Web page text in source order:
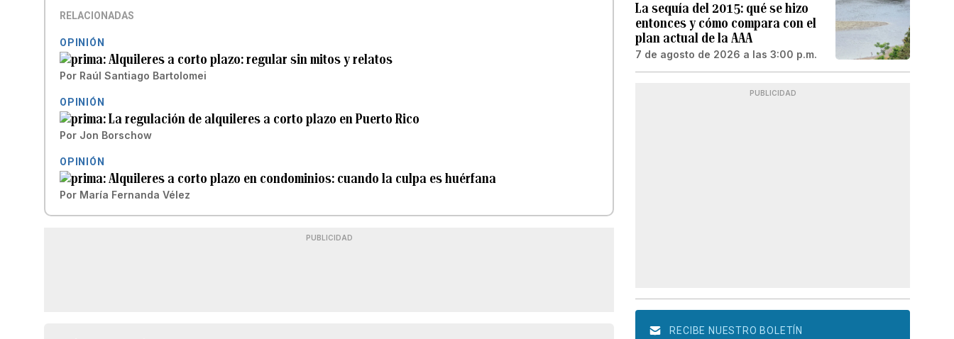
RELACIONADAS
OPINIÓN
Alquileres a corto plazo: regular sin mitos y relatos
Por Raúl Santiago Bartolomei
OPINIÓN
La regulación de alquileres a corto plazo en Puerto Rico
Por Jon Borschow
OPINIÓN
Alquileres a corto plazo en condominios: cuando la culpa es huérfana
Por María Fernanda Vélez
PUBLICIDAD
La sequía del 2015: qué se hizo
entonces y cómo compara con el
plan actual de la AAA
7 de agosto de 2026 a las 3:00 p.m.
PUBLICIDAD
RECIBE NUESTRO BOLETÍN